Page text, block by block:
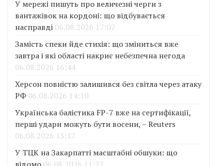
У мережі пишуть про величезні черги з
вантажівок на кордоні: що відбувається
насправді 06.08.2026 17:07
Замість спеки йде стихія: що зміниться вже
завтра і які області накриє небезпечна негода
06.08.2026 16:44
Херсон повністю залишився без світла через атаку
РФ 06.08.2026 14:10
Українська балістика FP-7 вже на сертифікації,
перші удари можуть бути восени, – Reuters
06.08.2026 13:17
У ТЦК на Закарпатті масштабні обшуки: що